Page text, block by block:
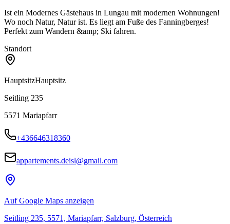
Ist ein Modernes Gästehaus in Lungau mit modernen Wohnungen!
Wo noch Natur, Natur ist. Es liegt am Fuße des Fanningberges!
Perfekt zum Wandern &amp; Ski fahren.
Standort
HauptsitzHauptsitz
Seitling 235
5571 Mariapfarr
+436646318360
appartements.deisl@gmail.com
Auf Google Maps anzeigen
Seitling 235, 5571, Mariapfarr, Salzburg, Österreich